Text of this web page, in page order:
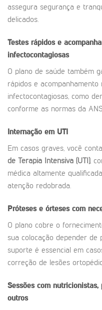
assegura segurança e
delicados.
Testes rápidos e
infectocontagiosas
O plano de saúde também
rápidos e acompanhamento
infectocontagiosas, como
conforme as normas da
Internação em UTI
Em casos graves, você
de Terapia Intensiva (UTI),
médica altamente
atenção redobrada.
Próteses e órteses com
O plano cobre o
sua colocação depender de
suporte é essencial em
correção de lesões
Sessões com
outros